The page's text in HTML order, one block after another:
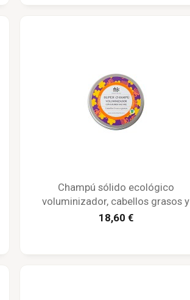
Champú sólido ecológico
voluminizador, cabellos grasos y
finos - Maison Karité
18,60 €